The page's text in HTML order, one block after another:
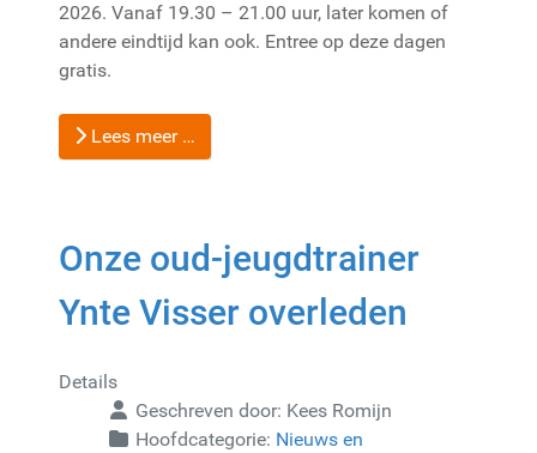
2026. Vanaf 19.30 – 21.00 uur, later komen of
andere eindtijd kan ook. Entree op deze dagen
gratis.
Lees meer …
Onze oud-jeugdtrainer
Ynte Visser overleden
Details
Geschreven door: Kees Romijn
Hoofdcategorie: Nieuws en